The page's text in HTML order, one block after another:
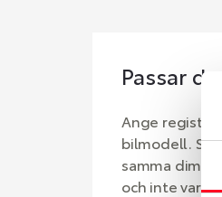
Passar
Ange
bilmodell. Se
samma
och inte vara